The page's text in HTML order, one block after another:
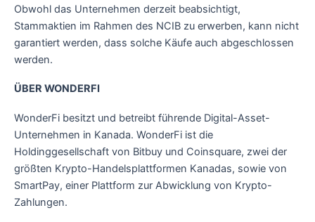
Obwohl das Unternehmen derzeit beabsichtigt,
Stammaktien im Rahmen des NCIB zu erwerben, kann nicht
garantiert werden, dass solche Käufe auch abgeschlossen
werden.
ÜBER WONDERFI
WonderFi besitzt und betreibt führende Digital-Asset-
Unternehmen in Kanada. WonderFi ist die
Holdinggesellschaft von Bitbuy und Coinsquare, zwei der
größten Krypto-Handelsplattformen Kanadas, sowie von
SmartPay, einer Plattform zur Abwicklung von Krypto-
Zahlungen.